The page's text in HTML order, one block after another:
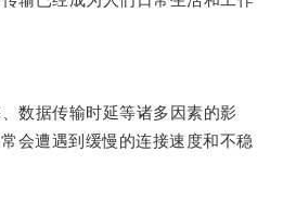
据传输时延等诸多因素的影
会遭遇到缓慢的连接速度和不稳